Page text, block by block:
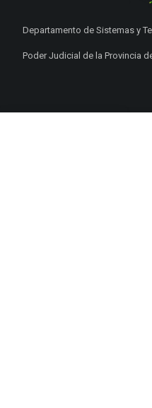
Departamento de Sistemas y
Poder Judicial de la Provincia